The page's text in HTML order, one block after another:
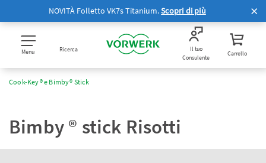
NOVITÀ Folletto VK7s Titanium.Scopri di più
Menu Ricerca
Il tuo
Consulente
Carrello
Cook-Key® e Bimby® Stick
Bimby ® stick Risotti